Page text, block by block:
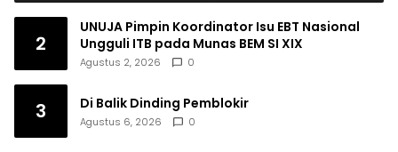
2
UNUJA Pimpin Koordinator Isu EBT Nasional
Ungguli ITB pada Munas BEM SI XIX
Agustus 2, 2026 0
3 Di Balik Dinding Pemblokir
Agustus 6, 2026 0